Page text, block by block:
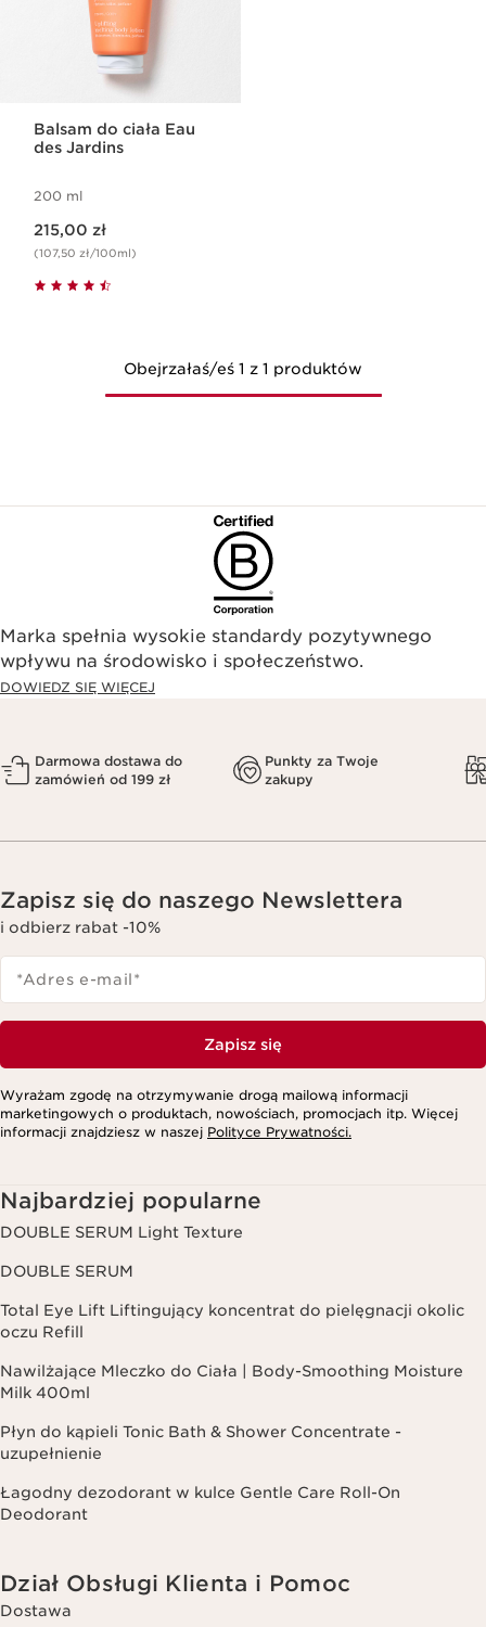
Balsam do ciała Eau
des Jardins
200 ml
215,00 zł
(107,50 zł/100ml)
Obejrzałaś/eś 1 z 1 produktów
Marka spełnia wysokie standardy pozytywnego
wpływu na środowisko i społeczeństwo.​
DOWIEDZ SIĘ WIĘCEJ
Darmowa dostawa do
zamówień od 199 zł
Punkty za Twoje
zakupy
Zapisz się do naszego Newslettera
i odbierz rabat -10%
*Adres e-mail*
Zapisz się
Wyrażam zgodę na otrzymywanie drogą mailową informacji
marketingowych o produktach, nowościach, promocjach itp. Więcej
informacji znajdziesz w naszej Polityce Prywatności.
Najbardziej popularne
DOUBLE SERUM Light Texture
DOUBLE SERUM
Total Eye Lift Liftingujący koncentrat do pielęgnacji okolic
oczu Refill
Nawilżające Mleczko do Ciała | Body-Smoothing Moisture
Milk 400ml
Płyn do kąpieli Tonic Bath & Shower Concentrate -
uzupełnienie
Łagodny dezodorant w kulce Gentle Care Roll-On
Deodorant
Dział Obsługi Klienta i Pomoc
Dostawa